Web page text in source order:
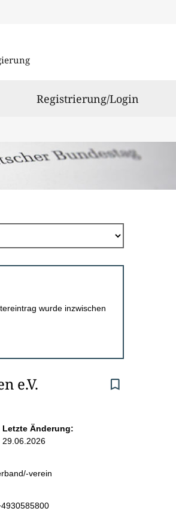
Registrierung/Login
wurde inzwischen
e.V.
Letzte Änderung:
29.06.2026
verein